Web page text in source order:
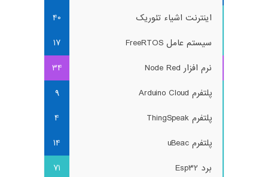
اینترنت اشیاء تئوریک
40
سیستم عامل FreeRTOS
17
نرم افزار Node Red
34
پلتفرم Arduino Cloud
9
پلتفرم ThingSpeak
4
پلتفرم uBeac
14
برد Esp32
71